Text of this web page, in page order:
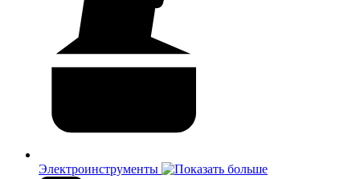
Электроинструменты